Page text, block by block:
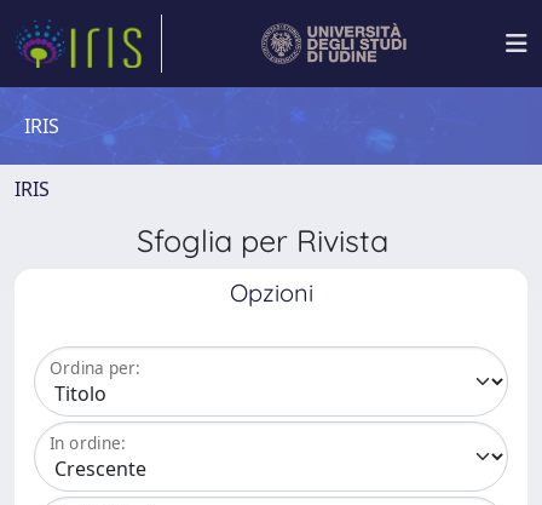
IRIS
IRIS
Sfoglia per Rivista
Opzioni
Ordina per:
In ordine: